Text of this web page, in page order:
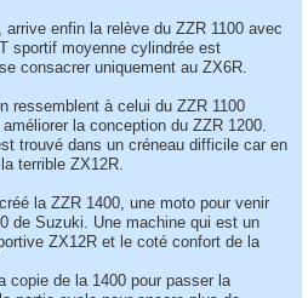
enfin la relève du ZZR 1100 avec
sportif moyenne cylindrée est
consacrer uniquement au ZX6R.
ressemblent à celui du ZZR 1100
la conception du ZZR 1200.
trouvé dans un créneau difficile car en
terrible ZX12R.
la ZZR 1400, une moto pour venir
de Suzuki. Une machine qui est un
ZX12R et le coté confort de la
copie de la 1400 pour passer la